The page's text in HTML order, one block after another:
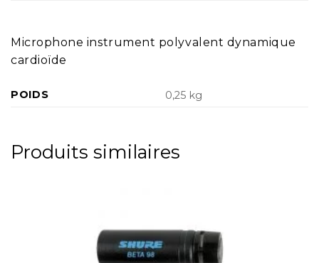
Microphone instrument polyvalent dynamique
cardioïde
POIDS 0,25 kg
Produits similaires